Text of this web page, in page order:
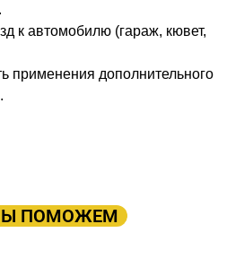
к автомобилю (гараж, кювет,
применения дополнительного
ПОМОЖЕМ